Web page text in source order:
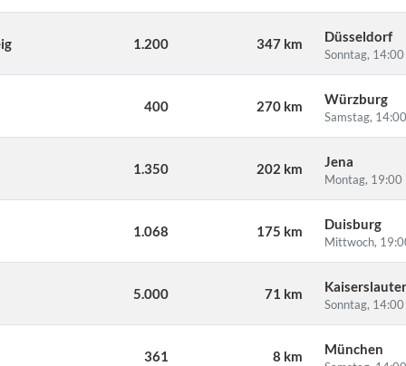
1.200 347 km Düsseldorf
Sonntag,
400 270 km Würzburg
Samstag,
1.350 202 km Jena
Montag, 19:00
1.068 175 km Duisburg
Mittwoch,
5.000 71 km
Sonntag,
361 8 km München